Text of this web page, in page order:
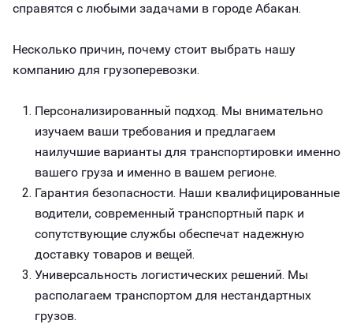
справятся с любыми задачами в городе Абакан.
Несколько причин, почему стоит выбрать нашу
компанию для грузоперевозки.
Персонализированный подход. Мы внимательно
изучаем ваши требования и предлагаем
наилучшие варианты для транспортировки именно
вашего груза и именно в вашем регионе.
Гарантия безопасности. Наши квалифицированные
водители, современный транспортный парк и
сопутствующие службы обеспечат надежную
доставку товаров и вещей.
Универсальность логистических решений. Мы
располагаем транспортом для нестандартных
грузов.